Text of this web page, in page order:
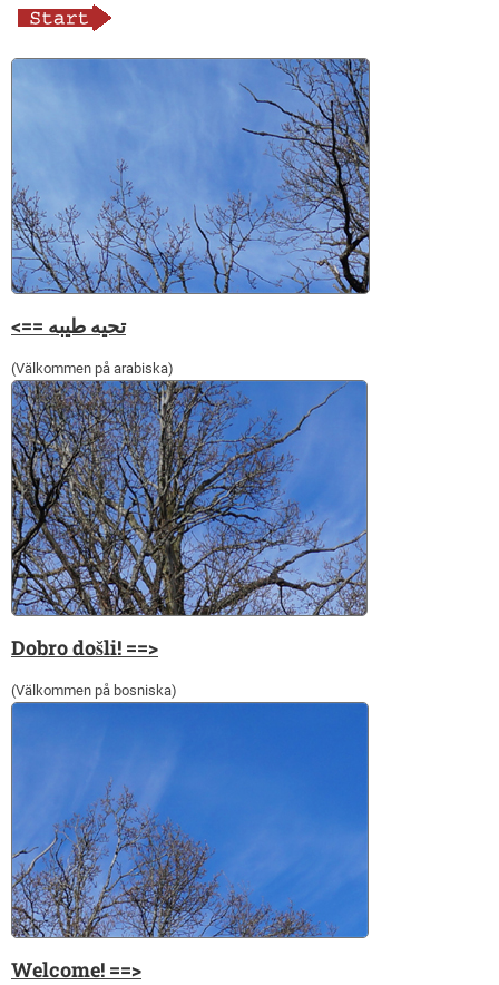
<== تحيه طيبه
(Välkommen på arabiska)
Dobro došli! ==>
(Välkommen på bosniska)
Welcome! ==>